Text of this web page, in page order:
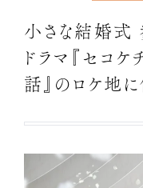
小さな結婚式
ドラマ『セコ
話』のロケ地に